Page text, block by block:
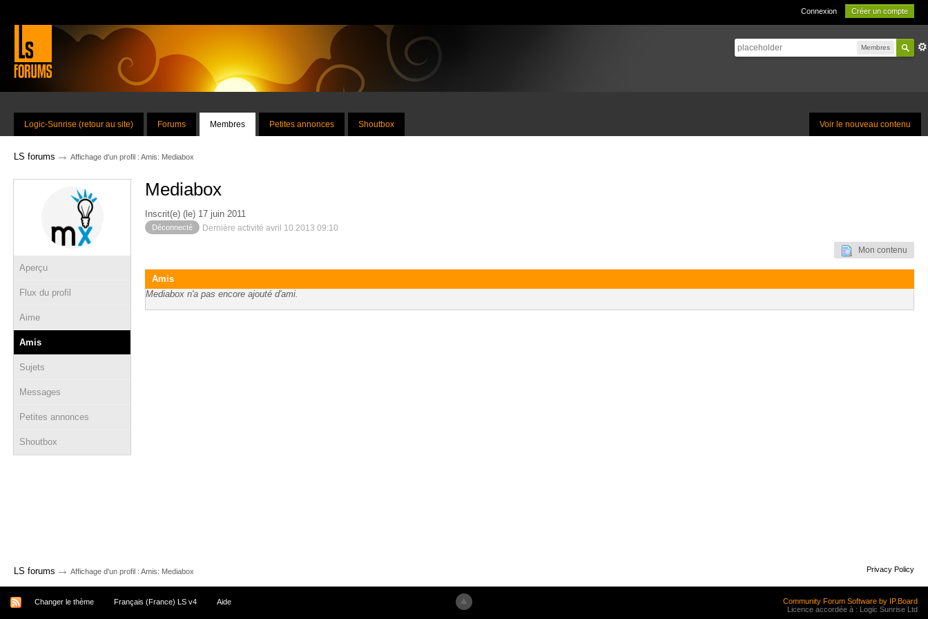
Connexion Créer un compte
Membres
Voir le nouveau contenu
Logic-Sunrise (retour au site) Forums Membres Petites annonces Shoutbox
LS forums → Affichage d'un profil : Amis: Mediabox
Aperçu
Flux du profil
Aime
Amis
Sujets
Messages
Petites annonces
Shoutbox
Mediabox
Inscrit(e) (le) 17 juin 2011
Déconnecté Dernière activité avril 10 2013 09:10
Mon contenu
Amis
Mediabox n'a pas encore ajouté d'ami.
LS forums → Affichage d'un profil : Amis: Mediabox Privacy Policy
Changer le thème Français (France) LS v4 Aide
Community Forum Software by IP.Board
Licence accordée à : Logic Sunrise Ltd